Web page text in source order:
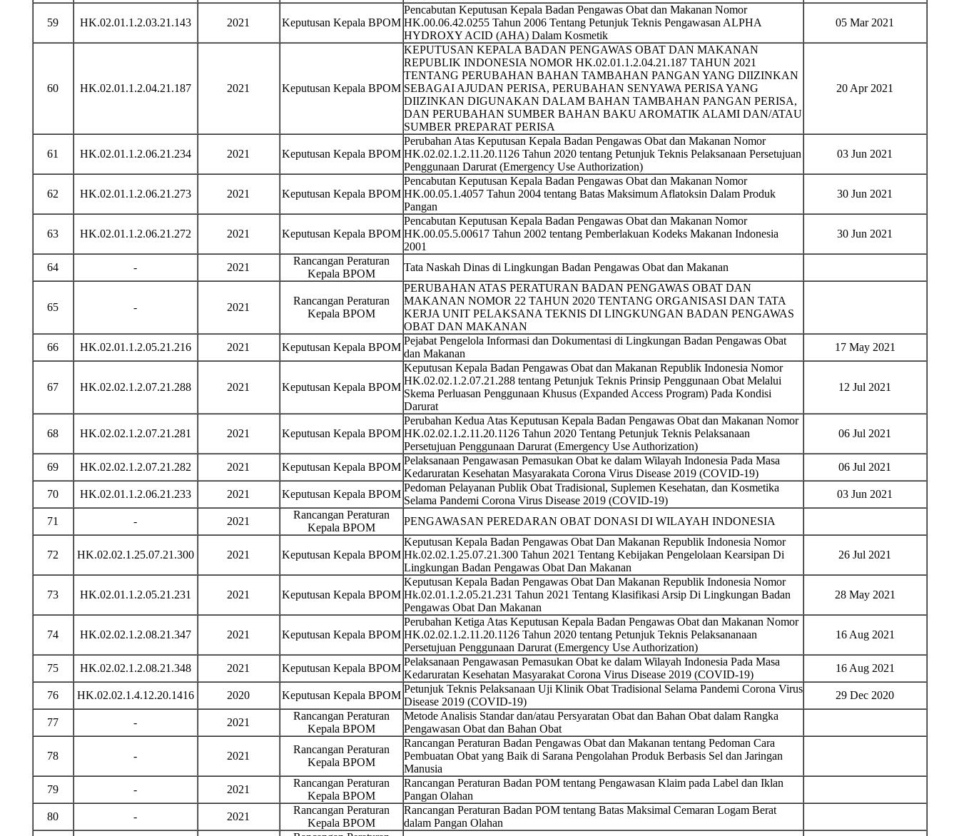
59 HK.02.01.1.2.03.21.143 2021 Keputusan Kepala BPOM
Pencabutan Keputusan Kepala Badan Pengawas Obat dan Makanan Nomor
HK.00.06.42.0255 Tahun 2006 Tentang Petunjuk Teknis Pengawasan ALPHA
HYDROXY ACID (AHA) Dalam Kosmetik
05 Mar 2021
60 HK.02.01.1.2.04.21.187 2021 Keputusan Kepala BPOM
KEPUTUSAN KEPALA BADAN PENGAWAS OBAT DAN MAKANAN
REPUBLIK INDONESIA NOMOR HK.02.01.1.2.04.21.187 TAHUN 2021
TENTANG PERUBAHAN BAHAN TAMBAHAN PANGAN YANG DIIZINKAN
SEBAGAI AJUDAN PERISA, PERUBAHAN SENYAWA PERISA YANG
DIIZINKAN DIGUNAKAN DALAM BAHAN TAMBAHAN PANGAN PERISA,
DAN PERUBAHAN SUMBER BAHAN BAKU AROMATIK ALAMI DAN/ATAU
SUMBER PREPARAT PERISA
20 Apr 2021
61 HK.02.01.1.2.06.21.234 2021 Keputusan Kepala BPOM
Perubahan Atas Keputusan Kepala Badan Pengawas Obat dan Makanan Nomor
HK.02.02.1.2.11.20.1126 Tahun 2020 tentang Petunjuk Teknis Pelaksanaan Persetujuan
Penggunaan Darurat (Emergency Use Authorization)
03 Jun 2021
62 HK.02.01.1.2.06.21.273 2021 Keputusan Kepala BPOM
Pencabutan Keputusan Kepala Badan Pengawas Obat dan Makanan Nomor
HK.00.05.1.4057 Tahun 2004 tentang Batas Maksimum Aflatoksin Dalam Produk
Pangan
30 Jun 2021
63 HK.02.01.1.2.06.21.272 2021 Keputusan Kepala BPOM
Pencabutan Keputusan Kepala Badan Pengawas Obat dan Makanan Nomor
HK.00.05.5.00617 Tahun 2002 tentang Pemberlakuan Kodeks Makanan Indonesia
2001
30 Jun 2021
64 - 2021
Rancangan Peraturan
Kepala BPOM
Tata Naskah Dinas di Lingkungan Badan Pengawas Obat dan Makanan
65 - 2021
Rancangan Peraturan
Kepala BPOM
PERUBAHAN ATAS PERATURAN BADAN PENGAWAS OBAT DAN
MAKANAN NOMOR 22 TAHUN 2020 TENTANG ORGANISASI DAN TATA
KERJA UNIT PELAKSANA TEKNIS DI LINGKUNGAN BADAN PENGAWAS
OBAT DAN MAKANAN
66
HK.02.01.1.2.05.21.216 2021 Keputusan Kepala BPOM
Pejabat Pengelola Informasi dan Dokumentasi di Lingkungan Badan Pengawas Obat
dan Makanan
17 May 2021
67 HK.02.02.1.2.07.21.288 2021 Keputusan Kepala BPOM
Keputusan Kepala Badan Pengawas Obat dan Makanan Republik Indonesia Nomor
HK.02.02.1.2.07.21.288 tentang Petunjuk Teknis Prinsip Penggunaan Obat Melalui
Skema Perluasan Penggunaan Khusus (Expanded Access Program) Pada Kondisi
Darurat
12 Jul 2021
68 HK.02.02.1.2.07.21.281 2021 Keputusan Kepala BPOM
Perubahan Kedua Atas Keputusan Kepala Badan Pengawas Obat dan Makanan Nomor
HK.02.02.1.2.11.20.1126 Tahun 2020 Tentang Petunjuk Teknis Pelaksanaan
Persetujuan Penggunaan Darurat (Emergency Use Authorization)
06 Jul 2021
69 HK.02.02.1.2.07.21.282 2021 Keputusan Kepala BPOM
Pelaksanaan Pengawasan Pemasukan Obat ke dalam Wilayah Indonesia Pada Masa
Kedaruratan Kesehatan Masyarakata Corona Virus Disease 2019 (COVID-19)
06 Jul 2021
70 HK.02.01.1.2.06.21.233 2021 Keputusan Kepala BPOM
Pedoman Pelayanan Publik Obat Tradisional, Suplemen Kesehatan, dan Kosmetika
Selama Pandemi Corona Virus Disease 2019 (COVID-19)
03 Jun 2021
71 - 2021
Rancangan Peraturan
Kepala BPOM
PENGAWASAN PEREDARAN OBAT DONASI DI WILAYAH INDONESIA
72 HK.02.02.1.25.07.21.300 2021 Keputusan Kepala BPOM
Keputusan Kepala Badan Pengawas Obat Dan Makanan Republik Indonesia Nomor
Hk.02.02.1.25.07.21.300 Tahun 2021 Tentang Kebijakan Pengelolaan Kearsipan Di
Lingkungan Badan Pengawas Obat Dan Makanan
26 Jul 2021
73 HK.02.01.1.2.05.21.231 2021 Keputusan Kepala BPOM
Keputusan Kepala Badan Pengawas Obat Dan Makanan Republik Indonesia Nomor
Hk.02.01.1.2.05.21.231 Tahun 2021 Tentang Klasifikasi Arsip Di Lingkungan Badan
Pengawas Obat Dan Makanan
28 May 2021
74 HK.02.02.1.2.08.21.347 2021 Keputusan Kepala BPOM
Perubahan Ketiga Atas Keputusan Kepala Badan Pengawas Obat dan Makanan Nomor
HK.02.02.1.2.11.20.1126 Tahun 2020 tentang Petunjuk Teknis Pelaksananaan
Persetujuan Penggunaan Darurat (Emergency Use Authorization)
16 Aug 2021
75 HK.02.02.1.2.08.21.348 2021 Keputusan Kepala BPOM
Pelaksanaan Pengawasan Pemasukan Obat ke dalam Wilayah Indonesia Pada Masa
Kedaruratan Kesehatan Masyarakat Corona Virus Disease 2019 (COVID-19)
16 Aug 2021
76 HK.02.02.1.4.12.20.1416 2020 Keputusan Kepala BPOM
Petunjuk Teknis Pelaksanaan Uji Klinik Obat Tradisional Selama Pandemi Corona Virus
Disease 2019 (COVID-19)
29 Dec 2020
77 - 2021
Rancangan Peraturan
Kepala BPOM
Metode Analisis Standar dan/atau Persyaratan Obat dan Bahan Obat dalam Rangka
Pengawasan Obat dan Bahan Obat
78 - 2021
Rancangan Peraturan
Kepala BPOM
Rancangan Peraturan Badan Pengawas Obat dan Makanan tentang Pedoman Cara
Pembuatan Obat yang Baik di Sarana Pengolahan Produk Berbasis Sel dan Jaringan
Manusia
79
- 2021
Rancangan Peraturan
Kepala BPOM
Rancangan Peraturan Badan POM tentang Pengawasan Klaim pada Label dan Iklan
Pangan Olahan
80
- 2021
Rancangan Peraturan
Kepala BPOM
Rancangan Peraturan Badan POM tentang Batas Maksimal Cemaran Logam Berat
dalam Pangan Olahan